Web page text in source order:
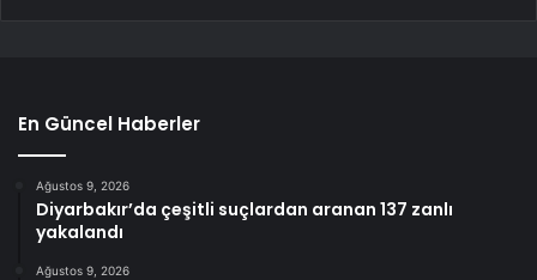
En Güncel Haberler
Ağustos 9, 2026
Diyarbakır’da çeşitli suçlardan aranan 137 zanlı
yakalandı
Ağustos 9, 2026